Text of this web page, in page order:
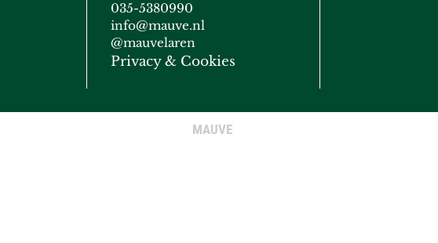
035-5380990
info@mauve.nl
@mauvelaren
Privacy & Cookies
MAUVE· ALL RIGHTS RESERVED